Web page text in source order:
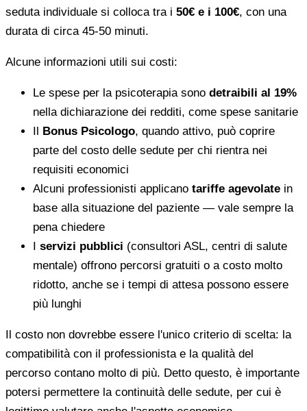
seduta individuale si colloca tra i 50€ e i 100€, con una
durata di circa 45-50 minuti.
Alcune informazioni utili sui costi:
Le spese per la psicoterapia sono detraibili al 19%
nella dichiarazione dei redditi, come spese sanitarie
Il Bonus Psicologo, quando attivo, può coprire
parte del costo delle sedute per chi rientra nei
requisiti economici
Alcuni professionisti applicano tariffe agevolate in
base alla situazione del paziente — vale sempre la
pena chiedere
I servizi pubblici (consultori ASL, centri di salute
mentale) offrono percorsi gratuiti o a costo molto
ridotto, anche se i tempi di attesa possono essere
più lunghi
Il costo non dovrebbe essere l'unico criterio di scelta: la
compatibilità con il professionista e la qualità del
percorso contano molto di più. Detto questo, è importante
potersi permettere la continuità delle sedute, per cui è